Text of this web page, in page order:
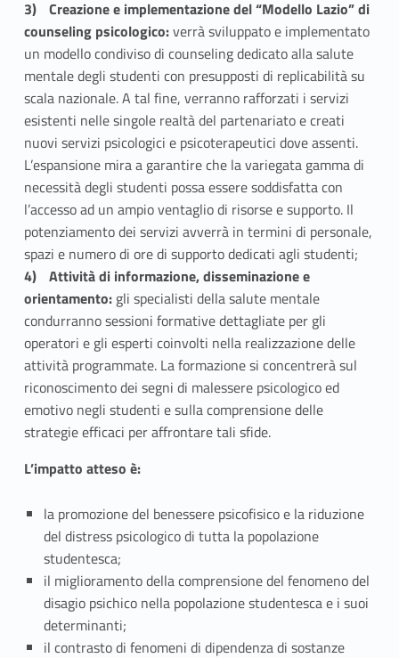
Creazione e implementazione del “Modello Lazio” di
counseling psicologico:verrà sviluppato e implementato
un modello condiviso di counseling dedicato alla salute
mentale degli studenti con presupposti di replicabilità su
scala nazionale. A tal fine, verranno rafforzati i servizi
esistenti nelle singole realtà del partenariato e creati
nuovi servizi psicologici e psicoterapeutici dove assenti.
L’espansione mira a garantire che la variegata gamma di
necessità degli studenti possa essere soddisfatta con
l’accesso ad un ampio ventaglio di risorse e supporto. Il
potenziamento dei servizi avverrà in termini di personale,
spazi e numero di ore di supporto dedicati agli studenti;
Attività di informazione, disseminazione e
orientamento:gli specialisti della salute mentale
condurranno sessioni formative dettagliate per gli
operatori e gli esperti coinvolti nella realizzazione delle
attività programmate. La formazione si concentrerà sul
riconoscimento dei segni di malessere psicologico ed
emotivo negli studenti e sulla comprensione delle
strategie efficaci per affrontare tali sfide.
L’impatto atteso è:
la promozione del benessere psicofisico e la riduzione
del distress psicologico di tutta la popolazione
studentesca;
il miglioramento della comprensione del fenomeno del
disagio psichico nella popolazione studentesca e i suoi
determinanti;
il contrasto di fenomeni di dipendenza di sostanze